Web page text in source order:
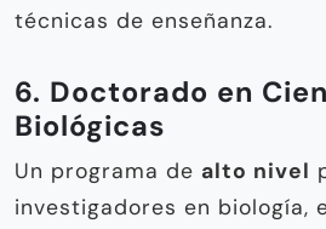
técnicas de enseñanza.
6. Doctorado en
Biológicas
Un programa de alto nivel
investigadores en biología,